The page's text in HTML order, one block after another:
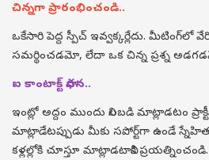
చిన్నగా ప్రారంభించండి..
ఒకేసారి పెద్ద స్పీచ్ ఇవ్వక్కర్లేదు. మీటింగ్‌లో
సమర్థించడమో, లేదా ఒక చిన్న ప్రశ్న
ఐ కాంటాక్ట్ సాధన..
ఇంట్లో అద్దం ముందు నిలబడి మాట్లాడటం
మాట్లాడేటప్పుడు మీకు సపోర్ట్‌గా ఉండే
కళ్లల్లోకి చూస్తూ మాట్లాడటానికి